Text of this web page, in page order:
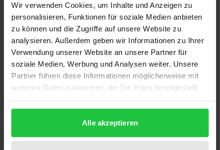
Wir verwenden Cookies, um Inhalte und Anzeigen zu
personalisieren, Funktionen für soziale Medien anbieten
zu können und die Zugriffe auf unsere Website zu
analysieren. Außerdem geben wir Informationen zu Ihrer
Verwendung unserer Website an unsere Partner für
soziale Medien, Werbung und Analysen weiter. Unsere
Partner führen diese Informationen möglicherweise mit
weiteren Daten zusammen, die Sie ihnen bereitgestellt
gesammelt haben.
Alle akzeptieren
Konflikten zu keiner befriedigenden Lösung, weil sie
wie z. B. in den Fällen der Embryonenforschung oder
der Sterbehilfe von Befürwortern wie Gegnern in
Anspruch genommen werden. Eine Lösung des
Konfliktes bietet eine Theorie konstruktivistischer
Wissensbildung aus den Reizen der Umwelt, die die
Herleitung einer grundlegenden ethischen
Orientierung ermöglicht. Sie geht nicht mehr der
Frage »Was soll ich tun?« nach, sondern sucht eine